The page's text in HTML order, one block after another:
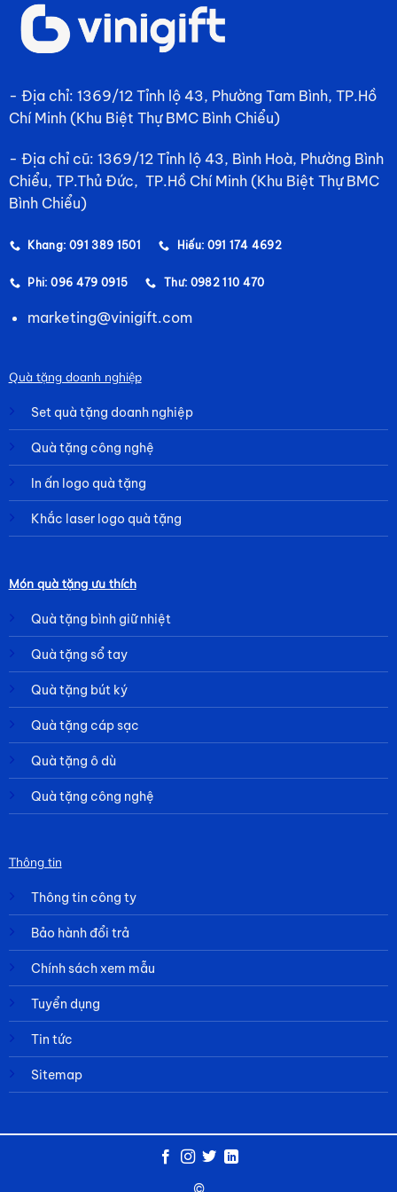
- Địa chỉ: 1369/12 Tỉnh lộ 43, Phường Tam Bình, TP.Hồ
Chí Minh (Khu Biệt Thự BMC Bình Chiểu)
- Địa chỉ cũ: 1369/12 Tỉnh lộ 43, Bình Hoà, Phường Bình
Chiểu, TP.Thủ Đức, TP.Hồ Chí Minh (Khu Biệt Thự BMC
Bình Chiểu)
Khang: 091 389 1501 Hiếu: 091 174 4692
Phi: 096 479 0915 Thư: 0982 110 470
marketing@vinigift.com
Quà tặng doanh nghiệp
Set quà tặng doanh nghiệp
Quà tặng công nghệ
In ấn logo quà tặng
Khắc laser logo quà tặng
Món quà tặng ưu thích
Quà tặng bình giữ nhiệt
Quà tặng sổ tay
Quà tặng bút ký
Quà tặng cáp sạc
Quà tặng ô dù
Quà tặng công nghệ
Thông tin
Thông tin công ty
Bảo hành đổi trả
Chính sách xem mẫu
Tuyển dụng
Tin tức
Sitemap